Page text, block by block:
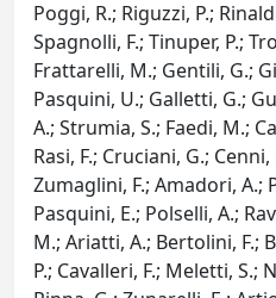
Poggi, R.; Riguzzi, P.;
Spagnolli, F.; Tinuper, P.;
Frattarelli, M.; Gentili, G.;
Pasquini, U.; Galletti, G.;
A.; Strumia, S.; Faedi, M.;
Rasi, F.; Cruciani, G.;
Zumaglini, F.; Amadori, A.;
Pasquini, E.; Polselli, A.;
M.; Ariatti, A.; Bertolini, F.;
P.; Cavalleri, F.; Meletti, S.;